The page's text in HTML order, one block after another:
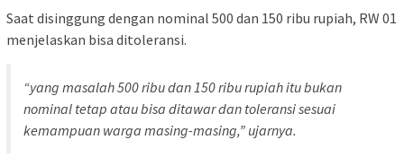
Saat disinggung dengan nominal 500 dan 150 ribu rupiah, RW 01
menjelaskan bisa ditoleransi.
“yang masalah 500 ribu dan 150 ribu rupiah itu bukan
nominal tetap atau bisa ditawar dan toleransi sesuai
kemampuan warga masing-masing,” ujarnya.